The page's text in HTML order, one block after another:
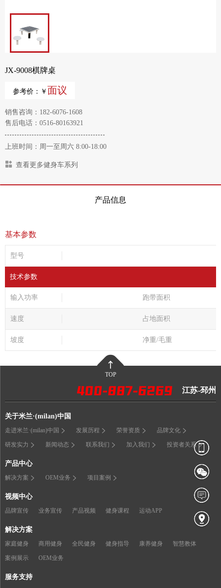
JX-9008棋牌桌
参考价：￥ 面议
销售咨询：182-6076-1608
售后电话：0516-80163921
上班时间：周一至周六 8:00-18:00
查看更多健身车系列
产品信息
基本参数
型号
技术参数
输入功率 跑带面积
速度 占地面积
坡度 净重/毛重
TOP
江苏-邳州
关于米兰·(milan)中国
走进米兰·(milan)中国 发展历程 荣誉资质 品牌文化
研发实力 新闻动态 联系我们 加入我们 投资者关系
产品中心
解决方案 OEM业务 项目案例
视频中心
品牌宣传 业务宣传 产品视频 健身课程 运动APP
解决方案
家庭健身 商用健身 全民健身 健身指导 康养健身 智慧教体
案例展示 OEM业务
服务支持